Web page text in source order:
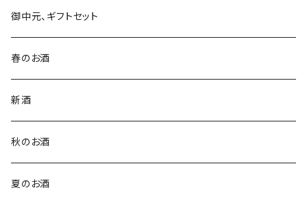
御中元、ギフトセット
春のお酒
新酒
秋のお酒
夏のお酒